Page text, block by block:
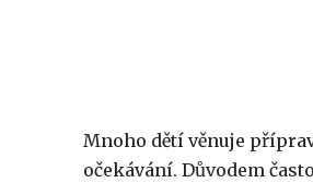
Mnoho dětí věnuje
očekávání. Důvodem